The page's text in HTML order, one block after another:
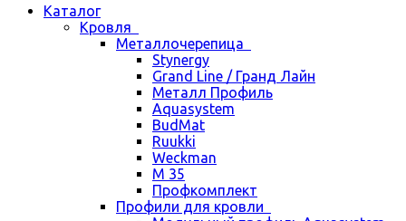
Каталог
Кровля
Металлочерепица
Stynergy
Grand Line / Гранд Лайн
Металл Профиль
Aquasystem
BudMat
Ruukki
Weckman
М 35
Профкомплект
Профили для кровли